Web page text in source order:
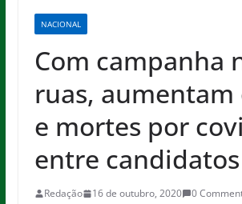
NACIONAL
Com campanha
ruas, aumentam
e mortes por
entre candidatos
Redação 16 de outubro, 2020 0